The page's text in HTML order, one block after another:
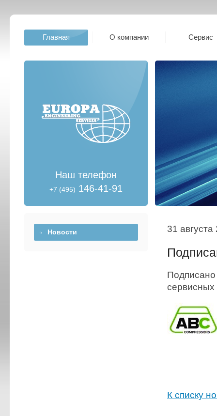
Главная О компании Сервис
Наш телефон
+7 (495) 146-41-91
Новости 31 августа
Подписано
сервисных
К списку